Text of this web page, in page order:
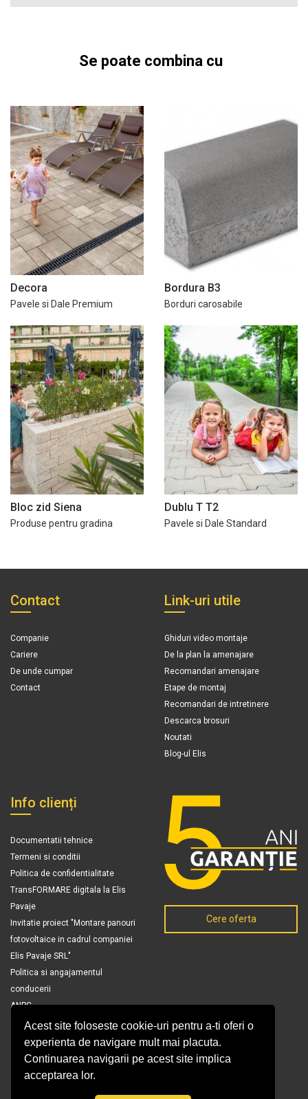
Acest site foloseste cookie-uri pentru a-ti oferi o
experienta de navigare mult mai placuta.
Continuarea navigarii pe acest site implica
acceptarea lor.
Se poate combina cu
Decora
Pavele si Dale Premium
Bordura B3
Borduri carosabile
Bloc zid Siena
Produse pentru gradina
Dublu T T2
Pavele si Dale Standard
Contact
Companie
Cariere
De unde cumpar
Contact
Link-uri utile
Ghiduri video montaje
De la plan la amenajare
Recomandari amenajare
Etape de montaj
Recomandari de intretinere
Descarca brosuri
Noutati
Blog-ul Elis
Info clienți
Documentatii tehnice
Termeni si conditii
Politica de confidentialitate
TransFORMARE digitala la Elis
Pavaje
Invitatie proiect "Montare panouri
fotovoltaice in cadrul companiei
Elis Pavaje SRL"
Politica si angajamentul
conducerii
ANPC
Cere oferta